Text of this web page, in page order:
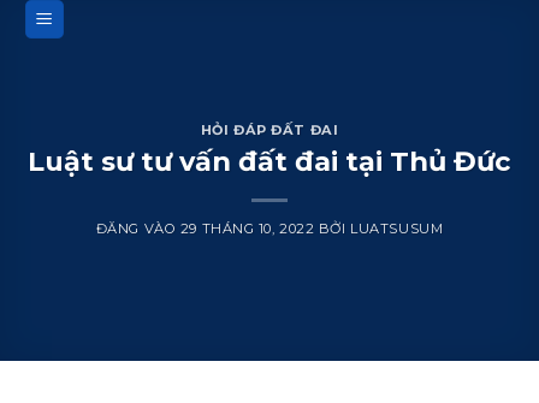
qua
HỎI ĐÁP ĐẤT ĐAI
Luật sư tư vấn đất đai tại Thủ Đức
ĐĂNG VÀO 29 THÁNG 10, 2022 BỞI LUATSUSUM